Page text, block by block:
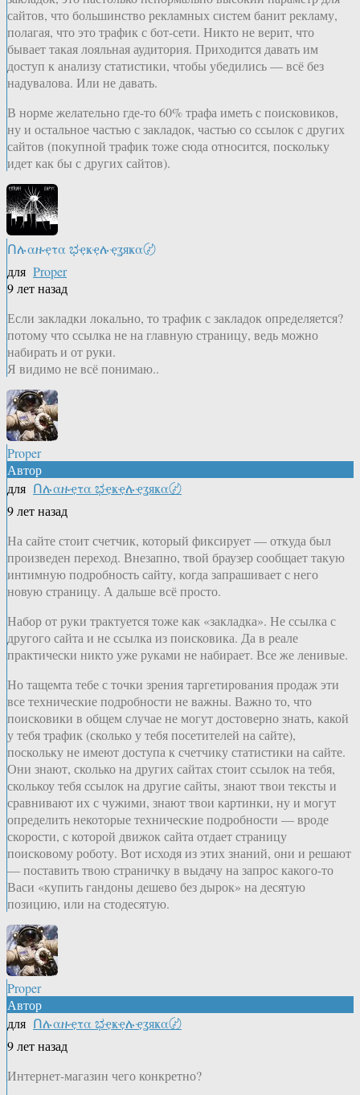
сайтов, что большинство рекламных систем банит рекламу,
полагая, что это трафик с бот-сети. Никто не верит, что
бывает такая лояльная аудитория. Приходится давать им
доступ к анализу статистики, чтобы убедились — всё без
надувалова. Или не давать.
В норме желательно где-то 60% трафа иметь с поисковиков,
ну и остальное частью с закладок, частью со ссылок с других
сайтов (покупной трафик тоже сюда относится, поскольку
идет как бы с других сайтов).
Ոሉαዙҿτα ಭҿҝҿሉҿʓяҝα〄
для Proper
9 лет назад
Если закладки локально, то трафик с закладок определяется?
потому что ссылка не на главную страницу, ведь можно
набирать и от руки.
Я видимо не всё понимаю..
Proper
Автор
для Ոሉαዙҿτα ಭҿҝҿሉҿʓяҝα〄
9 лет назад
На сайте стоит счетчик, который фиксирует — откуда был
произведен переход. Внезапно, твой браузер сообщает такую
интимную подробность сайту, когда запрашивает с него
новую страницу. А дальше всё просто.
Набор от руки трактуется тоже как «закладка». Не ссылка с
другого сайта и не ссылка из поисковика. Да в реале
практически никто уже руками не набирает. Все же ленивые.
Но тащемта тебе с точки зрения таргетирования продаж эти
все технические подробности не важны. Важно то, что
поисковики в общем случае не могут достоверно знать, какой
у тебя трафик (сколько у тебя посетителей на сайте),
поскольку не имеют доступа к счетчику статистики на сайте.
Они знают, сколько на других сайтах стоит ссылок на тебя,
сколькоу тебя ссылок на другие сайты, знают твои тексты и
сравнивают их с чужими, знают твои картинки, ну и могут
определить некоторые технические подробности — вроде
скорости, с которой движок сайта отдает страницу
поисковому роботу. Вот исходя из этих знаний, они и решают
— поставить твою страничку в выдачу на запрос какого-то
Васи «купить гандоны дешево без дырок» на десятую
позицию, или на стодесятую.
Proper
Автор
для Ոሉαዙҿτα ಭҿҝҿሉҿʓяҝα〄
9 лет назад
Интернет-магазин чего конкретно?